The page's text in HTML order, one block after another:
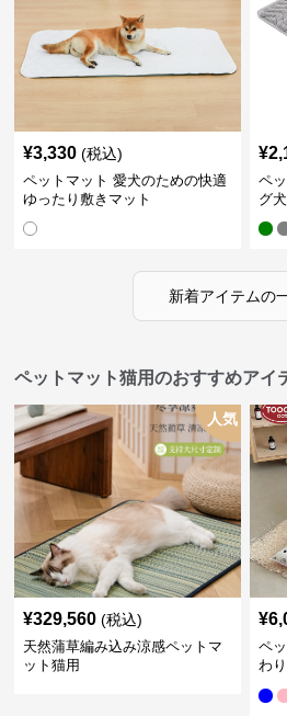
¥3,330 (税込)
ペットマット 愛犬のための快適
ゆったり敷きマット
¥
ペ
グ
新着アイテムの
ペットマット猫用のおすすめアイ
人気
¥329,560 (税込)
天然蒲草編み込み涼感ペットマ
ット猫用
¥
ペ
わ